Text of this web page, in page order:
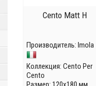
Cento Matt H
Производитель: Imola
Коллекция: Cento Per
Cento